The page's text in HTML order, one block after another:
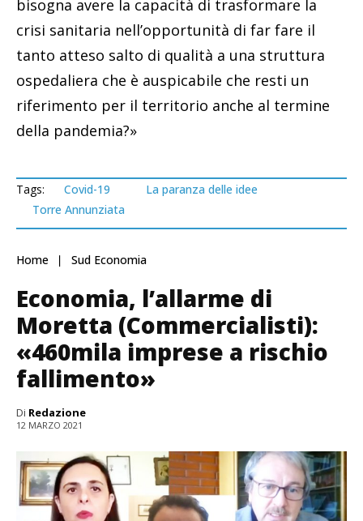
bisogna avere la capacità di trasformare la
crisi sanitaria nell’opportunità di far fare il
tanto atteso salto di qualità a una struttura
ospedaliera che è auspicabile che resti un
riferimento per il territorio anche al termine
della pandemia?»
Tags: Covid-19
La paranza delle idee
Torre Annunziata
Home Sud Economia
Economia, l’allarme di
Moretta (Commercialisti):
«460mila imprese a rischio
fallimento»
Di Redazione
12 MARZO 2021